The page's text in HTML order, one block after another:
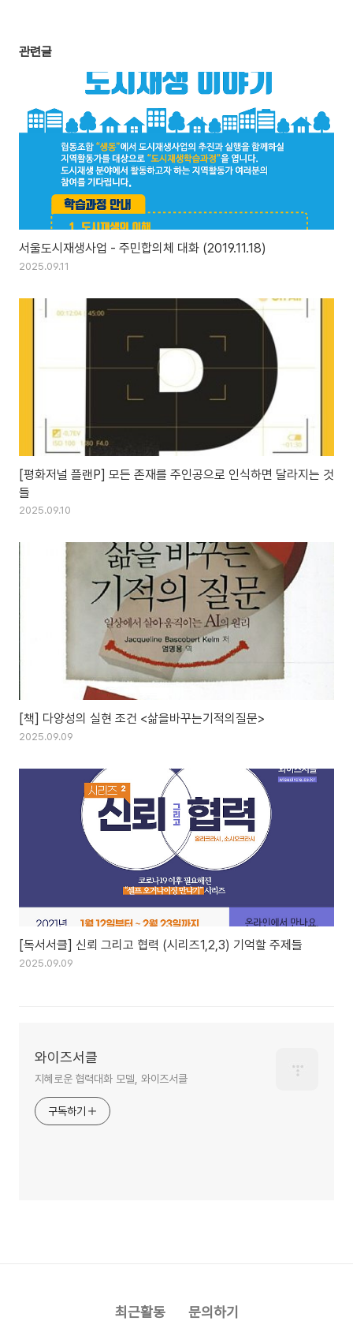
관련글
서울도시재생사업 - 주민합의체 대화 (2019.11.18)
2025.09.11
[평화저널 플랜P] 모든 존재를 주인공으로 인식하면 달라지는 것
들
2025.09.10
[책] 다양성의 실현 조건 <삶을바꾸는기적의질문>
2025.09.09
[독서서클] 신뢰 그리고 협력 (시리즈1,2,3) 기억할 주제들
2025.09.09
와이즈서클
지혜로운 협력대화 모델, 와이즈서클
구독하기
최근활동 문의하기